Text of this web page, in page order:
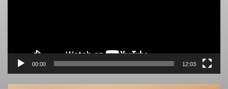
00:00 12:03